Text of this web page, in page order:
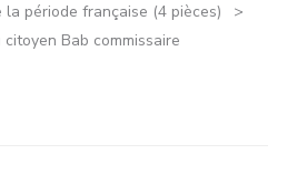
période française (4 pièces)
Bab commissaire